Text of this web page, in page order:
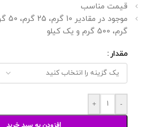
قیمت مناسب
گرم، 500 گرم و یک کیلو
مقدار
-
+